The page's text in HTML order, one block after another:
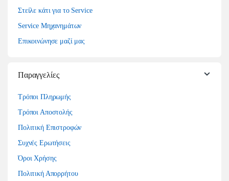
Στείλε κάτι για το Service
Service Μηχανημάτων
Επικοινώνησε μαζί μας
Παραγγελίες
Τρόποι Πληρωμής
Τρόποι Αποστολής
Πολιτική Επιστροφών
Συχνές Ερωτήσεις
Όροι Χρήσης
Πολιτική Απορρήτου